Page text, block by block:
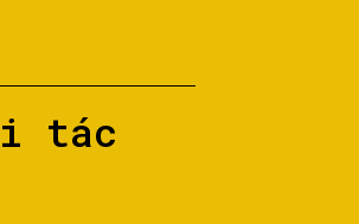
tác